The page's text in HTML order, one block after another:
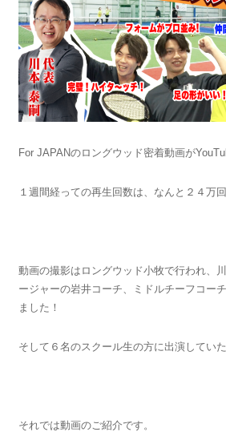
For JAPANのロングウッド密着動画が
１週間経っての再生回数は、なんと２４万回
動画の撮影はロングウッド小牧で行われ、
ージャーの岩井コーチ、ミドルチーフコー
ました！
そして６名のスクール生の方に出演してい
それでは動画のご紹介です。